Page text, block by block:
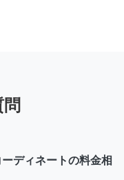
ディネートの料金相